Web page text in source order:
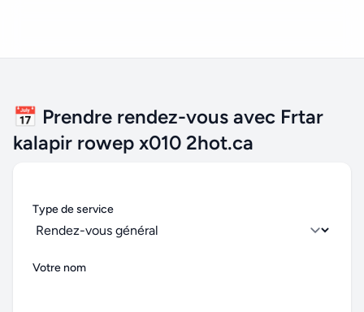
📅 Prendre rendez-vous avec Frtar
kalapir rowep x010 2hot.ca
Type de service
Votre nom